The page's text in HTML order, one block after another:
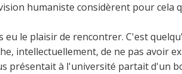
humaniste considèrent pour cela
eu le plaisir de rencontrer. C'est
intellectuellement, de ne pas avoir
présentait à l'université partait d'un